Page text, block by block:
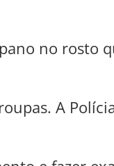
no rosto
A